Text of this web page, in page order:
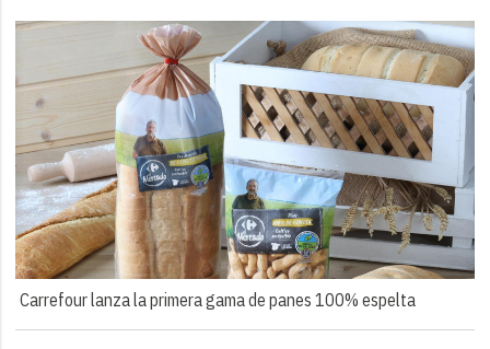
Carrefour lanza la primera gama de panes 100% espelta